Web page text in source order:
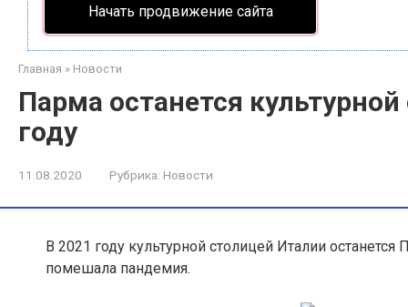
Начать продвижение сайта
Главная » Новости
Парма останется
году
11.08.2020 Рубрика: Новости
В 2021 году культурной столицей Италии
помешала пандемия.